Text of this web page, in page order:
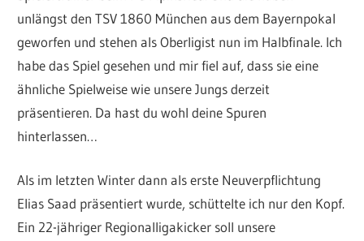
unlängst den TSV 1860 München aus dem Bayernpokal
geworfen und stehen als Oberligist nun im Halbfinale. Ich
habe das Spiel gesehen und mir fiel auf, dass sie eine
ähnliche Spielweise wie unsere Jungs derzeit
präsentieren. Da hast du wohl deine Spuren
hinterlassen…
Als im letzten Winter dann als erste Neuverpflichtung
Elias Saad präsentiert wurde, schüttelte ich nur den Kopf.
Ein 22-jähriger Regionalligakicker soll unsere